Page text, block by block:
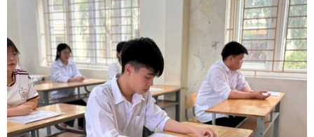
Dịch vụ tin
Liên hệ
Giấy phép số: 1374/GP-BTTTT do Bộ Thông tin và Truyền thông
cấp ngày 11/9/2008.